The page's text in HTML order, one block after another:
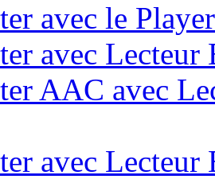
avec le
avec Lecteur
AAC avec
avec Lecteur